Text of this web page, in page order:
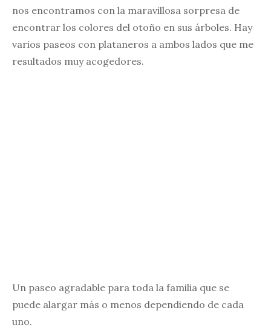
nos encontramos con la maravillosa sorpresa de
encontrar los colores del otoño en sus árboles. Hay
varios paseos con plataneros a ambos lados que me
resultados muy acogedores.
Un paseo agradable para toda la familia que se
puede alargar más o menos dependiendo de cada
uno.